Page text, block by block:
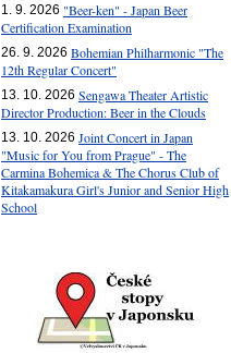
1. 9. 2026 "Beer-ken" - Japan Beer
Certification Examination
26. 9. 2026 Bohemian Philharmonic "The
12th Regular Concert"
13. 10. 2026 Sengawa Theater Artistic
Director Production: Beer in the Clouds
13. 10. 2026 Joint Concert in Japan
"Music for You from Prague" - The
Carmina Bohemica & The Chorus Club of
Kitakamakura Girl's Junior and Senior High
School